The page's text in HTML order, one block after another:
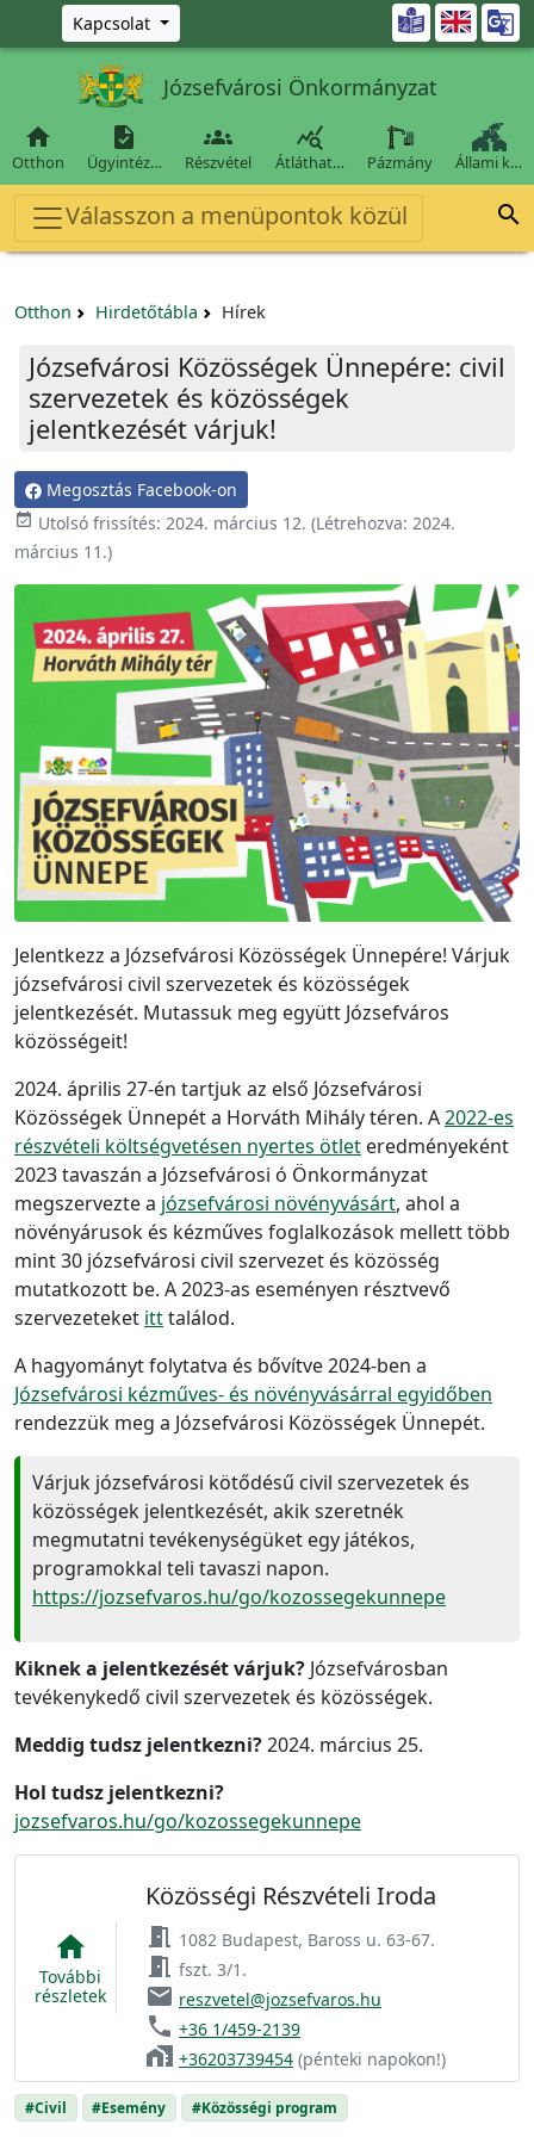
Ugrás a fő tartalomra
Kapcsolat 
Józsefvárosi Önkormányzat

Otthon

Ügyintéz…

Részvétel

Átláthat… Pázmány Állami k…
Válasszon a menüpontok közül 
Otthon Hirdetőtábla Hírek
Józsefvárosi Közösségek Ünnepére: civil
szervezetek és közösségek
jelentkezését várjuk!
Megosztás Facebook-on
 Utolsó frissítés: 2024. március 12. (Létrehozva: 2024.
március 11.)
Jelentkezz a Józsefvárosi Közösségek Ünnepére! Várjuk
józsefvárosi civil szervezetek és közösségek
jelentkezését. Mutassuk meg együtt Józsefváros
közösségeit!
2024. április 27-én tartjuk az első Józsefvárosi
Közösségek Ünnepét a Horváth Mihály téren. A2022-es
részvételi költségvetésen nyertes ötlet eredményeként
2023 tavaszán a Józsefvárosi ó Önkormányzat
megszervezte a józsefvárosi növényvásárt, ahol a
növényárusok és kézműves foglalkozások mellett több
mint 30 józsefvárosi civil szervezet és közösség
mutatkozott be. A 2023-as eseményen résztvevő
szervezeteket itttalálod.
A hagyományt folytatva és bővítve 2024-ben a
Józsefvárosi kézműves- és növényvásárral egyidőben
rendezzük meg a Józsefvárosi Közösségek Ünnepét.
Várjuk józsefvárosi kötődésű civil szervezetek és
közösségek jelentkezését, akik szeretnék
megmutatni tevékenységüket egy játékos,
programokkal teli tavaszi napon.
https://jozsefvaros.hu/go/kozossegekunnepe
Kiknek a jelentkezését várjuk? Józsefvárosban
tevékenykedő civil szervezetek és közösségek.
Meddig tudsz jelentkezni?2024. március 25.
Hol tudsz jelentkezni?
jozsefvaros.hu/go/kozossegekunnepe
home
További
részletek
Közösségi Részvételi Iroda
meeting_room 1082 Budapest, Baross u. 63-67.
meeting_room fszt. 3/1.
email reszvetel@jozsefvaros.hu
phone +36 1/459-2139
home_work +36203739454 (pénteki napokon!)
#Civil #Esemény #Közösségi program